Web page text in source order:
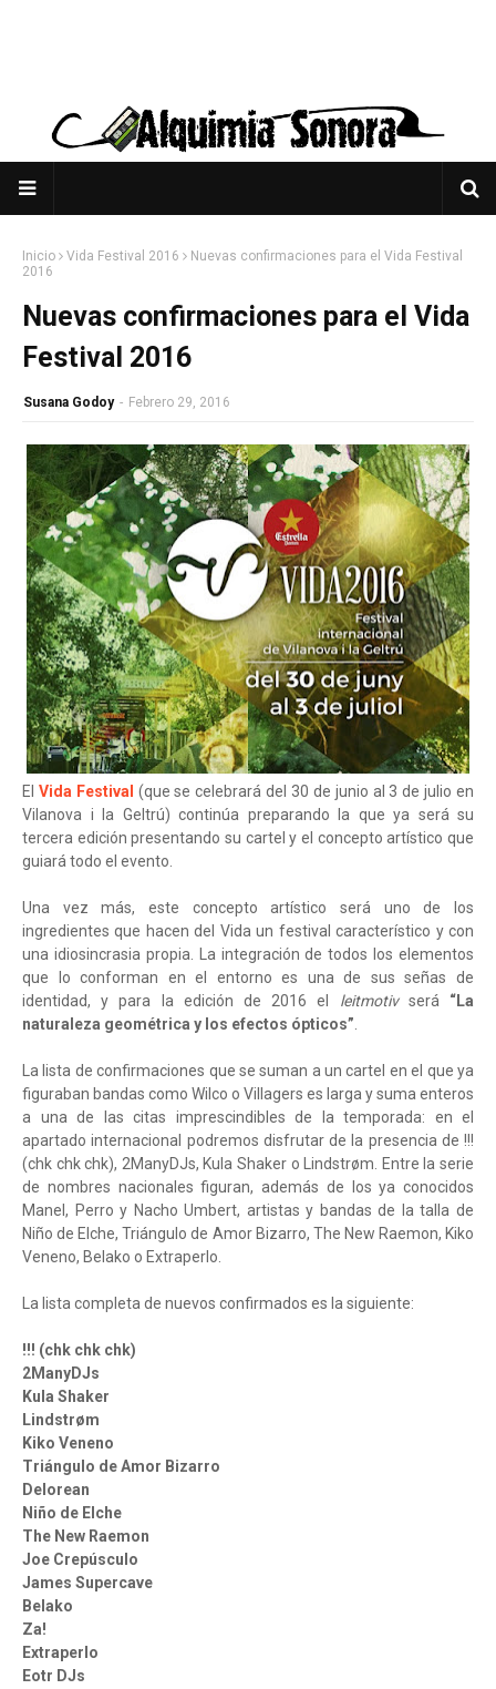
Inicio Vida Festival 2016
Nuevas confirmaciones para el Vida Festival
2016
Nuevas confirmaciones para el Vida
Festival 2016
Susana Godoy - Febrero 29, 2016
El Vida Festival (que se celebrará del 30 de junio al 3 de julio en
Vilanova i la Geltrú) continúa preparando la que ya será su
tercera edición presentando su cartel y el concepto artístico que
guiará todo el evento.
Una vez más, este concepto artístico será uno de los
ingredientes que hacen del Vida un festival característico y con
una idiosincrasia propia. La integración de todos los elementos
que lo conforman en el entorno es una de sus señas de
identidad, y para la edición de 2016 el leitmotivserá “La
naturaleza geométrica y los efectos ópticos”.
La lista de confirmaciones que se suman a un cartel en el que ya
figuraban bandas como Wilco o Villagers es larga y suma enteros
a una de las citas imprescindibles de la temporada: en el
apartado internacional podremos disfrutar de la presencia de !!!
(chk chk chk), 2ManyDJs, Kula Shaker o Lindstrøm. Entre la serie
de nombres nacionales figuran, además de los ya conocidos
Manel, Perro y Nacho Umbert, artistas y bandas de la talla de
Niño de Elche, Triángulo de Amor Bizarro, The New Raemon, Kiko
Veneno, Belako o Extraperlo.
La lista completa de nuevos confirmados es la siguiente:
!!! (chk chk chk)
2ManyDJs
Kula Shaker
Lindstrøm
Kiko Veneno
Triángulo de Amor Bizarro
Delorean
Niño de Elche
The New Raemon
Joe Crepúsculo
James Supercave
Belako
Za!
Extraperlo
Eotr DJs